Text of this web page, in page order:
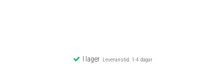
I lagerLeveranstid: 1-4 dagar